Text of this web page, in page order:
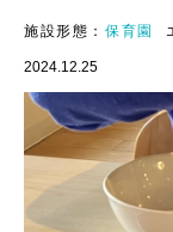
施設形態： 保育園
2024.12.25